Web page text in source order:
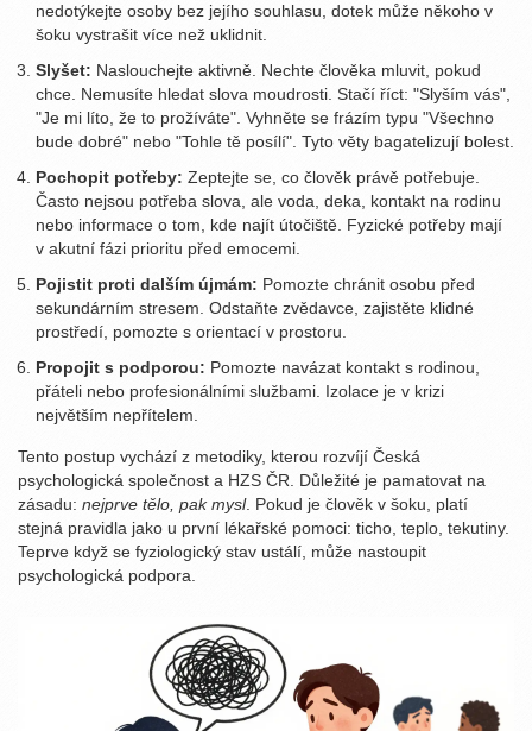
nedotýkejte osoby bez jejího souhlasu, dotek může někoho v
šoku vystrašit více než uklidnit.
Slyšet: Naslouchejte aktivně. Nechte člověka mluvit, pokud
chce. Nemusíte hledat slova moudrosti. Stačí říct: "Slyším vás",
"Je mi líto, že to prožíváte". Vyhněte se frázím typu "Všechno
bude dobré" nebo "Tohle tě posílí". Tyto věty bagatelizují bolest.
Pochopit potřeby: Zeptejte se, co člověk právě potřebuje.
Často nejsou potřeba slova, ale voda, deka, kontakt na rodinu
nebo informace o tom, kde najít útočiště. Fyzické potřeby mají
v akutní fázi prioritu před emocemi.
Pojistit proti dalším újmám: Pomozte chránit osobu před
sekundárním stresem. Odstaňte zvědavce, zajistěte klidné
prostředí, pomozte s orientací v prostoru.
Propojit s podporou: Pomozte navázat kontakt s rodinou,
přáteli nebo profesionálními službami. Izolace je v krizi
největším nepřítelem.
Tento postup vychází z metodiky, kterou rozvíjí Česká
psychologická společnost a HZS ČR. Důležité je pamatovat na
zásadu: nejprve tělo, pak mysl. Pokud je člověk v šoku, platí
stejná pravidla jako u první lékařské pomoci: ticho, teplo, tekutiny.
Teprve když se fyziologický stav ustálí, může nastoupit
psychologická podpora.